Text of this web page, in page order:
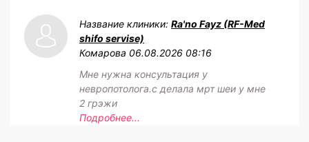
Название клиники: Ra'no Fayz (RF-Med
shifo servise)
Комарова 06.08.2026 08:16
Мне нужна консультация у
невропотолога.с делала мрт шеи у мне
2 грэжи
Подробнее...